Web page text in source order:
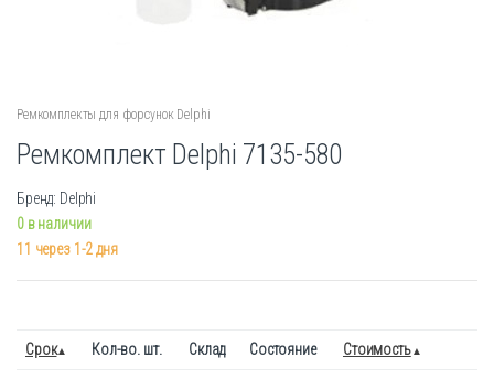
Ремкомплекты для форсунок Delphi
Ремкомплект Delphi 7135-580
Бренд: Delphi
0 в наличии
11 через 1-2 дня
Срок Кол-во. шт. Склад Состояние Стоимость